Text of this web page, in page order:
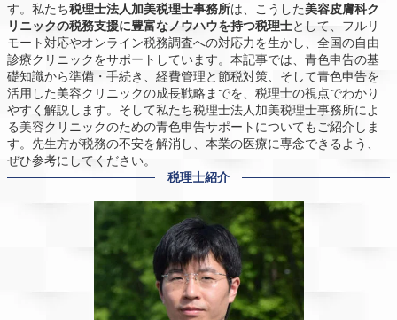
す。私たち税理士法人加美税理士事務所は、こうした美容皮膚科ク
リニックの税務支援に豊富なノウハウを持つ税理士として、フルリ
モート対応やオンライン税務調査への対応力を生かし、全国の自由
診療クリニックをサポートしています。本記事では、青色申告の基
礎知識から準備・手続き、経費管理と節税対策、そして青色申告を
活用した美容クリニックの成長戦略までを、税理士の視点でわかり
やすく解説します。そして私たち税理士法人加美税理士事務所によ
る美容クリニックのための青色申告サポートについてもご紹介しま
す。先生方が税務の不安を解消し、本業の医療に専念できるよう、
ぜひ参考にしてください。
税理士紹介